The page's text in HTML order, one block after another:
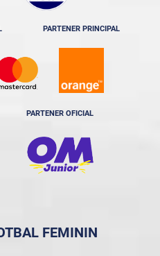
PARTENER PRINCIPAL
PARTENER OFICIAL
FEMININ